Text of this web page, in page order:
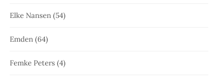
Elke Nansen (54)
Emden (64)
Femke Peters (4)